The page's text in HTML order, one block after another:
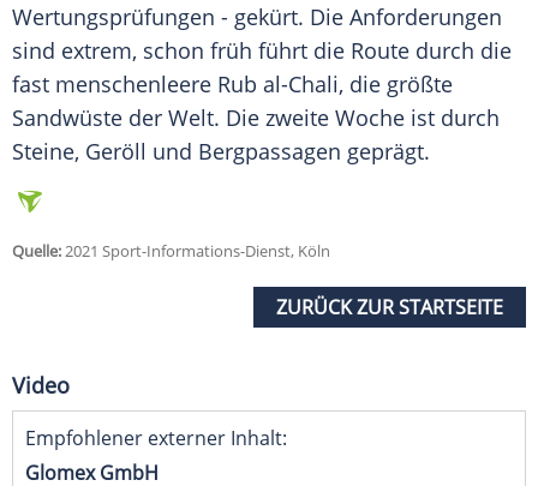
Wertungsprüfungen - gekürt. Die Anforderungen
sind extrem, schon früh führt die Route durch die
fast menschenleere Rub al-Chali, die größte
Sandwüste der Welt. Die zweite Woche ist durch
Steine, Geröll und Bergpassagen geprägt.
Quelle:2021 Sport-Informations-Dienst, Köln
ZURÜCK ZUR STARTSEITE
Video
Empfohlener externer Inhalt:
Glomex GmbH